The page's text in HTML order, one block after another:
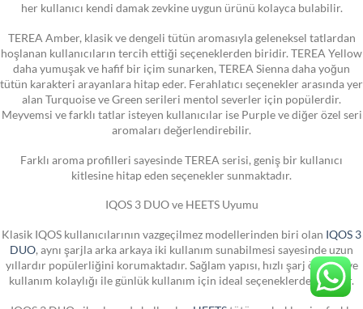
her kullanıcı kendi damak zevkine uygun ürünü kolayca bulabilir.
TEREA Amber, klasik ve dengeli tütün aromasıyla geleneksel tatlardan
hoşlanan kullanıcıların tercih ettiği seçeneklerden biridir. TEREA Yellow
daha yumuşak ve hafif bir içim sunarken, TEREA Sienna daha yoğun
tütün karakteri arayanlara hitap eder. Ferahlatıcı seçenekler arasında yer
alan Turquoise ve Green serileri mentol severler için popülerdir.
Meyvemsi ve farklı tatlar isteyen kullanıcılar ise Purple ve diğer özel seri
aromaları değerlendirebilir.
Farklı aroma profilleri sayesinde TEREA serisi, geniş bir kullanıcı
kitlesine hitap eden seçenekler sunmaktadır.
IQOS 3 DUO ve HEETS Uyumu
Klasik IQOS kullanıcılarının vazgeçilmez modellerinden biri olan IQOS 3
DUO, aynı şarjla arka arkaya iki kullanım sunabilmesi sayesinde uzun
yıllardır popülerliğini korumaktadır. Sağlam yapısı, hızlı şarj özelliği ve
kullanım kolaylığı ile günlük kullanım için ideal seçeneklerden biridir.